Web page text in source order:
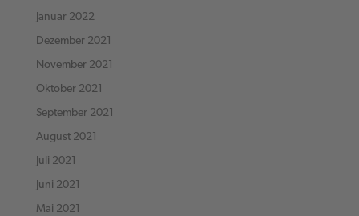
Januar 2022
Dezember 2021
November 2021
Oktober 2021
September 2021
August 2021
Juli 2021
Juni 2021
Mai 2021